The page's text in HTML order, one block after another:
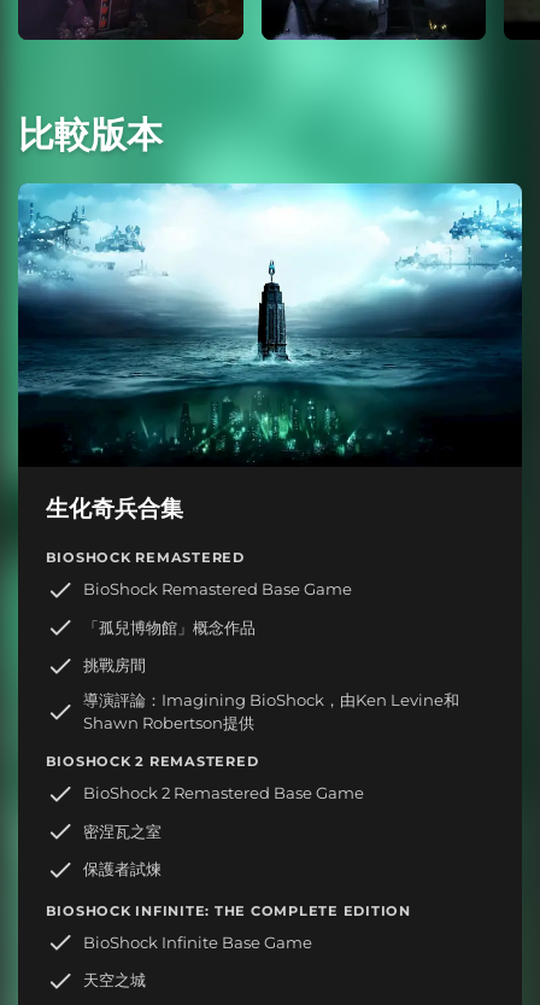
比較版本
生化奇兵合集
BIOSHOCK REMASTERED
BioShock Remastered Base Game
「孤兒博物館」概念作品
挑戰房間
導演評論：Imagining BioShock，由Ken Levine和
Shawn Robertson提供
BIOSHOCK 2 REMASTERED
BioShock 2 Remastered Base Game
密涅瓦之室
保護者試煉
BIOSHOCK INFINITE: THE COMPLETE EDITION
BioShock Infinite Base Game
天空之城